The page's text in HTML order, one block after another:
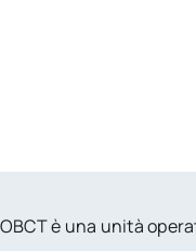
OBCT è una unità